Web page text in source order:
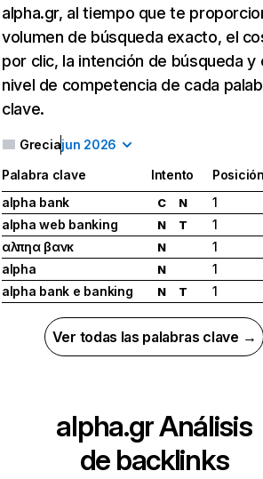
alpha.gr, al tiempo que te
volumen de búsqueda exacto, el
por clic, la intención de búsqueda y
nivel de competencia de cada
clave.
Greciajun 2026
Palabra clave Intento
alpha bank
C N
1
alpha web banking
N T
1
αλπηα βανκ
N
1
alpha
N
1
alpha bank e banking
N T 1
Ver todas las palabras clave →
alpha.grAnálisis
de backlinks